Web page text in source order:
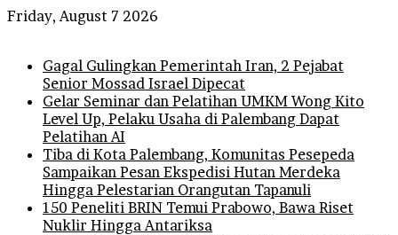
Friday, August 7 2026
Gagal Gulingkan Pemerintah Iran, 2 Pejabat
Senior Mossad Israel Dipecat
Gelar Seminar dan Pelatihan UMKM Wong Kito
Level Up, Pelaku Usaha di Palembang Dapat
Pelatihan AI
Tiba di Kota Palembang, Komunitas Pesepeda
Sampaikan Pesan Ekspedisi Hutan Merdeka
Hingga Pelestarian Orangutan Tapanuli
150 Peneliti BRIN Temui Prabowo, Bawa Riset
Nuklir Hingga Antariksa